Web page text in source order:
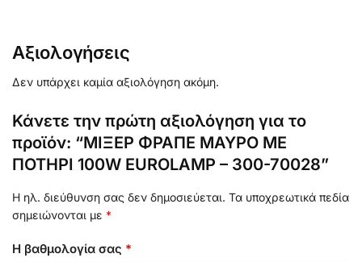
Αξιολογήσεις
Δεν υπάρχει καμία αξιολόγηση ακόμη.
Κάνετε την πρώτη αξιολόγηση για το
προϊόν: “ΜΙΞΕΡ ΦΡΑΠΕ ΜΑΥΡΟ ΜΕ
ΠΟΤΗΡΙ 100W EUROLAMP – 300-70028”
Η ηλ. διεύθυνση σας δεν δημοσιεύεται. Τα υποχρεωτικά πεδία
σημειώνονται με *
Η βαθμολογία σας *